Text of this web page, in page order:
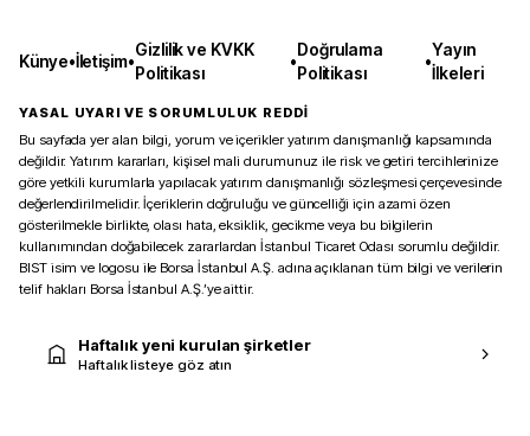
Künye•İletişim•
Gizlilik ve KVKK
Politikası
•
Doğrulama
Politikası
•
Yayın
İlkeleri
YASAL UYARI VE SORUMLULUK REDDİ
Bu sayfada yer alan bilgi, yorum ve içerikler yatırım danışmanlığı kapsamında
değildir. Yatırım kararları, kişisel mali durumunuz ile risk ve getiri tercihlerinize
göre yetkili kurumlarla yapılacak yatırım danışmanlığı sözleşmesi çerçevesinde
değerlendirilmelidir. İçeriklerin doğruluğu ve güncelliği için azami özen
gösterilmekle birlikte, olası hata, eksiklik, gecikme veya bu bilgilerin
kullanımından doğabilecek zararlardan İstanbul Ticaret Odası sorumlu değildir.
BIST isim ve logosu ile Borsa İstanbul A.Ş. adına açıklanan tüm bilgi ve verilerin
telif hakları Borsa İstanbul A.Ş.’ye aittir.
Haftalık yeni kurulan şirketler
Haftalık listeye göz atın